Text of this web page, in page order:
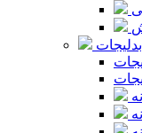
بدلیجات